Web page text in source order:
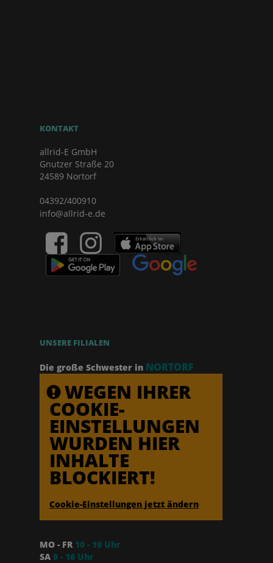
KONTAKT
allrid-E GmbH
Gnutzer Straße 20
24589 Nortorf
04392/400910
info@allrid-e.de
UNSERE FILIALEN
Die große Schwester in NORTORF
WEGEN IHRER
COOKIE-
EINSTELLUNGEN
WURDEN HIER
INHALTE
BLOCKIERT!
Cookie-Einstellungen jetzt ändern
MO - FR 10 - 19 Uhr
SA 9 - 16 Uhr